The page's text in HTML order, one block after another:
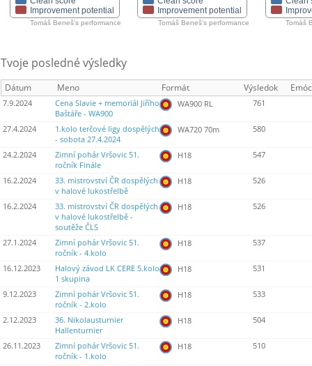
Improvement potential
Tomáš Beneš's performance
Improvement potential
Tomáš Beneš's performance Tomáš
Tvoje posledné výsledky
Dátum Meno Formát Výsledok
7.9.2024
Cena Slavie + memoriál Jiřího
Baštáře - WA900
WA900 RL 761
27.4.2024
1.kolo terčové ligy dospělých
- sobota 27.4.2024
WA720 70m 580
24.2.2024
Zimní pohár Vršovic 51.
ročník Finále
H18 547
16.2.2024
33. mistrovství ČR dospělých
v halové lukostřelbě
H18 526
16.2.2024
33. mistrovství ČR dospělých
v halové lukostřelbě -
soutěže ČLS
H18 526
27.1.2024
Zimní pohár Vršovic 51.
ročník - 4.kolo
H18 537
16.12.2023
Halový závod LK CERE 5.kolo
1 skupina
H18 531
9.12.2023
Zimní pohár Vršovic 51.
ročník - 2.kolo
H18 533
2.12.2023
36. Nikolausturnier
Hallenturnier
H18 504
26.11.2023
Zimní pohár Vršovic 51.
ročník - 1.kolo
H18 510